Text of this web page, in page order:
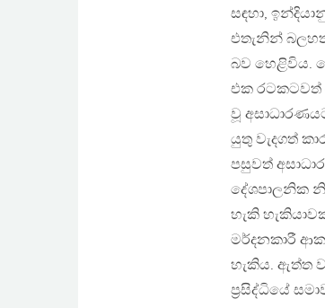
සඳහා,
එතැනින්
බව හෙළිවිය.
එක රටකටවත්
වූ
යුතු වැදගත්
පසුවත්
දේශපාලනික
හැකි
මර්දනකාරී
හැකිය. ඇත්ත
ප‍්‍රසිද්ධියේ